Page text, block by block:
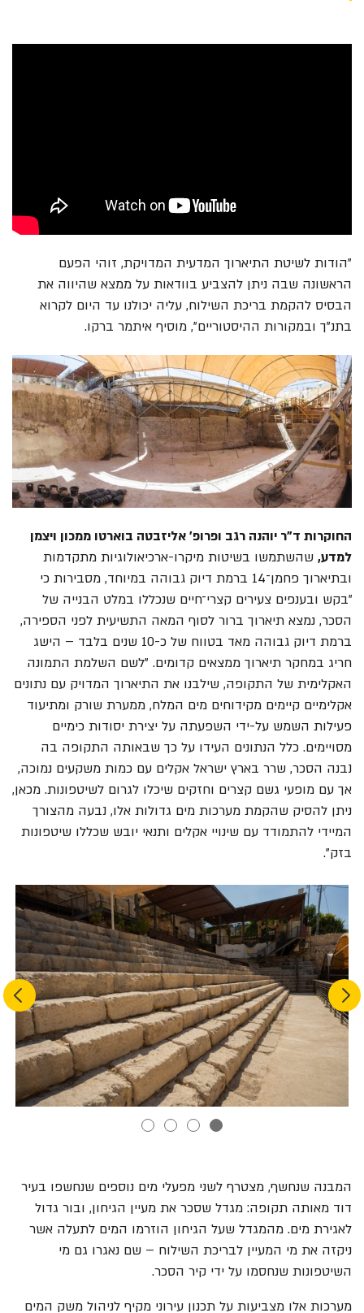
"הודות לשיטת התיארוך המדעית המדויקת, זוהי הפעם
הראשונה שבה ניתן להצביע בוודאות על ממצא שהיווה את
הבסיס להקמת בריכת השילוח, עליה יכולנו עד היום לקרוא
בתנ"ך ובמקורות ההיסטוריים", מוסיף איתמר ברקו.
החוקרות ד"ר יוהנה רגב ופרופ' אליזבטה בוארטו ממכון ויצמן
למדע, שהשתמשו בשיטות מיקרו-ארכיאולוגיות מתקדמות
ובתיארוך פחמן־14 ברמת דיוק גבוהה במיוחד, מסבירות כי
"בקש ובענפים צעירים קצרי־חיים שנכללו במלט הבנייה של
הסכר, נמצא תיארוך ברור לסוף המאה התשיעית לפני הספירה,
ברמת דיוק גבוהה מאד בטווח של כ-10 שנים בלבד – הישג
חריג במחקר תיארוך ממצאים קדומים. "לשם השלמת התמונה
האקלימית של התקופה, שילבנו את התיארוך המדויק עם נתונים
אקלימיים קיימים מקידוחים מים המלח, ממערת שורק ומתיעוד
פעילות השמש על-ידי השפעתה על יצירת יסודות כימיים
מסויימים. כלל הנתונים העידו על כך שבאותה התקופה בה
נבנה הסכר, שרר בארץ ישראל אקלים עם כמות משקעים נמוכה,
אך עם מופעי גשם קצרים וחזקים שיכלו לגרום לשיטפונות. מכאן,
ניתן להסיק שהקמת מערכות מים גדולות אלו, נבעה מהצורך
המיידי להתמודד עם שינויי אקלים ותנאי יובש שכללו שיטפונות
בזק".
Previous
Next
המבנה שנחשף, מצטרף לשני מפעלי מים נוספים שנחשפו בעיר
דוד מאותה תקופה: מגדל שסכר את מעיין הגיחון, ובור גדול
לאגירת מים. מהמגדל שעל הגיחון הוזרמו המים לתעלה אשר
ניקזה את מי המעיין לבריכת השילוח – שם נאגרו גם מי
השיטפונות שנחסמו על ידי קיר הסכר.
מערכות אלו מצביעות על תכנון עירוני מקיף לניהול משק המים